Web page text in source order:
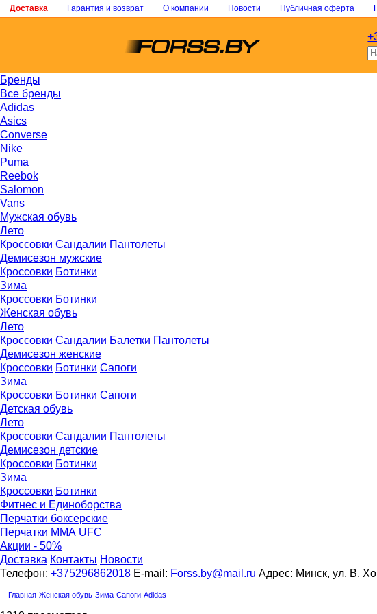
Доставка Гарантия и возврат О компании Новости Публичная оферта
Бренды
Все бренды
Adidas
Asics
Converse
Nike
Puma
Reebok
Salomon
Vans
Мужская обувь
Лето
Кроссовки Сандалии Пантолеты
Демисезон мужские
Кроссовки Ботинки
Зима
Кроссовки Ботинки
Женская обувь
Лето
Кроссовки Сандалии Балетки Пантолеты
Демисезон женские
Кроссовки Бoтинки Сапоги
Зима
Кроссовки Ботинки Сапоги
Детская обувь
Летo
Кроссовки Сандалии Пантолеты
Демисезон детские
Кроссовки Ботинки
Зима
Кроссовки Ботинки
Фитнес и Единоборства
Перчатки боксерские
Перчатки ММА UFC
Акции - 50%
Доставка Контакты Новости
Телефон: +375296862018 E-mail: Forss.by@mail.ru Адрес: Минск, ул. В.
Главная Женская обувь Зима Сапоги Adidas